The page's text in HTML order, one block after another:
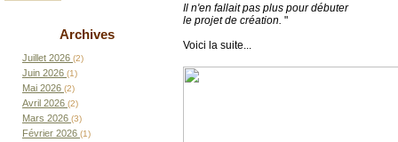
Archives
Juillet 2026 (2)
Juin 2026 (1)
Mai 2026 (2)
Avril 2026 (2)
Mars 2026 (3)
Février 2026 (1)
Il n'en fallait pas plus pour débuter
le projet de création. "
Voici la suite...